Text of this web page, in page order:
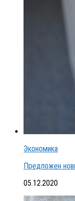
Экономика
Предложен
05.12.2020